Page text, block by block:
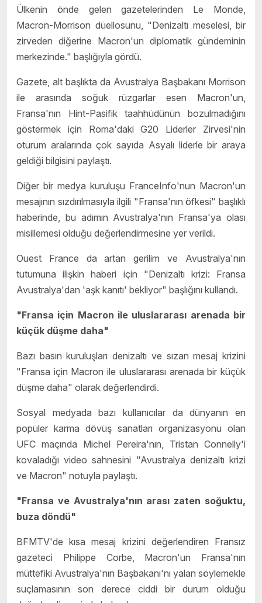
Ülkenin önde gelen gazetelerinden Le Monde,
Macron-Morrison düellosunu, "Denizaltı meselesi, bir
zirveden diğerine Macron'un diplomatik gündeminin
merkezinde." başlığıyla gördü.
Gazete, alt başlıkta da Avustralya Başbakanı Morrison
ile arasında soğuk rüzgarlar esen Macron'un,
Fransa'nın Hint-Pasifik taahhüdünün bozulmadığını
göstermek için Roma'daki G20 Liderler Zirvesi'nin
oturum aralarında çok sayıda Asyalı liderle bir araya
geldiği bilgisini paylaştı.
Diğer bir medya kuruluşu FranceInfo'nun Macron'un
mesajının sızdırılmasıyla ilgili "Fransa'nın öfkesi" başlıklı
haberinde, bu adımın Avustralya'nın Fransa'ya olası
misillemesi olduğu değerlendirmesine yer verildi.
Ouest France da artan gerilim ve Avustralya'nın
tutumuna ilişkin haberi için "Denizaltı krizi: Fransa
Avustralya'dan 'aşk kanıtı' bekliyor" başlığını kullandı.
"Fransa için Macron ile uluslararası arenada bir
küçük düşme daha"
Bazı basın kuruluşları denizaltı ve sızan mesaj krizini
"Fransa için Macron ile uluslararası arenada bir küçük
düşme daha" olarak değerlendirdi.
Sosyal medyada bazı kullanıcılar da dünyanın en
popüler karma dövüş sanatları organizasyonu olan
UFC maçında Michel Pereira'nın, Tristan Connelly'i
kovaladığı video sahnesini "Avustralya denizaltı krizi
ve Macron" notuyla paylaştı.
"Fransa ve Avustralya'nın arası zaten soğuktu,
buza döndü"
BFMTV'de kısa mesaj krizini değerlendiren Fransız
gazeteci Philippe Corbe, Macron'un Fransa'nın
müttefiki Avustralya'nın Başbakanı'nı yalan söylemekle
suçlamasının son derece ciddi bir durum olduğu